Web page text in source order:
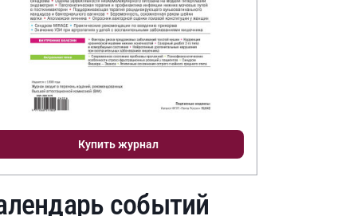
Купить журнал
событий